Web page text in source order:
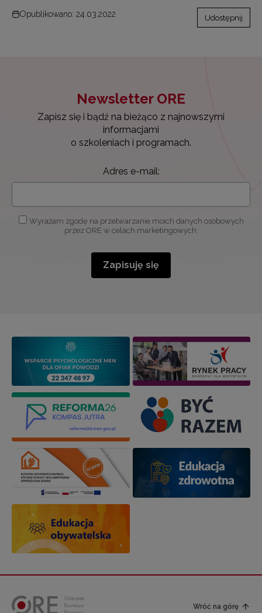
Opublikowano: 24.03.2022 Udostępnij
Newsletter ORE
Zapisz się i bądź na bieżąco z najnowszymi
informacjami
o szkoleniach i programach.
Adres e-mail:
Wyrażam zgodę na przetwarzanie moich danych osobowych
przez ORE w celach marketingowych.
Zapisuję się
Wróć na górę